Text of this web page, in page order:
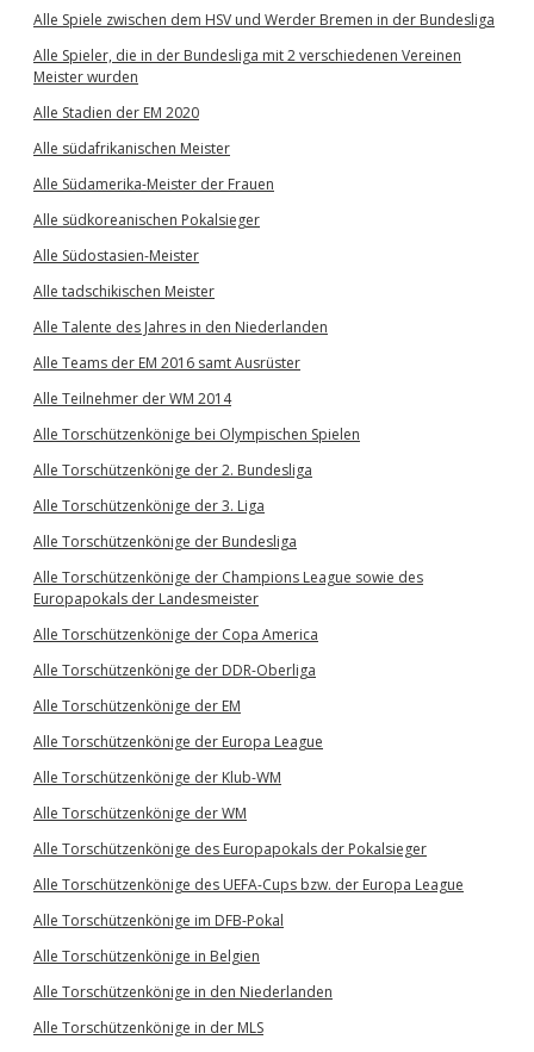
Alle Spiele zwischen dem HSV und Werder Bremen in der Bundesliga
Alle Spieler, die in der Bundesliga mit 2 verschiedenen Vereinen
Meister wurden
Alle Stadien der EM 2020
Alle südafrikanischen Meister
Alle Südamerika-Meister der Frauen
Alle südkoreanischen Pokalsieger
Alle Südostasien-Meister
Alle tadschikischen Meister
Alle Talente des Jahres in den Niederlanden
Alle Teams der EM 2016 samt Ausrüster
Alle Teilnehmer der WM 2014
Alle Torschützenkönige bei Olympischen Spielen
Alle Torschützenkönige der 2. Bundesliga
Alle Torschützenkönige der 3. Liga
Alle Torschützenkönige der Bundesliga
Alle Torschützenkönige der Champions League sowie des
Europapokals der Landesmeister
Alle Torschützenkönige der Copa America
Alle Torschützenkönige der DDR-Oberliga
Alle Torschützenkönige der EM
Alle Torschützenkönige der Europa League
Alle Torschützenkönige der Klub-WM
Alle Torschützenkönige der WM
Alle Torschützenkönige des Europapokals der Pokalsieger
Alle Torschützenkönige des UEFA-Cups bzw. der Europa League
Alle Torschützenkönige im DFB-Pokal
Alle Torschützenkönige in Belgien
Alle Torschützenkönige in den Niederlanden
Alle Torschützenkönige in der MLS